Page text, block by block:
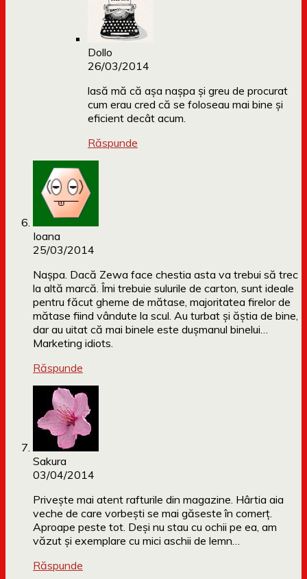
Dollo
26/03/2014
lasă mă că așa nașpa și greu de procurat
cum erau cred că se foloseau mai bine și
eficient decât acum.
Răspunde
Ioana
25/03/2014
Naşpa. Dacă Zewa face chestia asta va trebui să trec
la altă marcă. Îmi trebuie sulurile de carton, sunt ideale
pentru făcut gheme de mătase, majoritatea firelor de
mătase fiind vândute la scul. Au turbat şi ăştia de bine,
dar au uitat că mai binele este duşmanul binelui…
Marketing idiots.
Răspunde
Sakura
03/04/2014
Priveşte mai atent rafturile din magazine. Hârtia aia
veche de care vorbeşti se mai găseste în comerţ.
Aproape peste tot. Deşi nu stau cu ochii pe ea, am
văzut şi exemplare cu mici aschii de lemn…
Răspunde